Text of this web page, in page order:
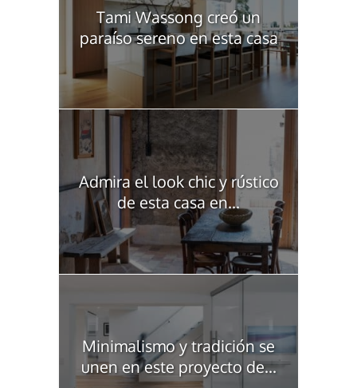
Tami Wassong creó un
paraíso sereno en esta casa
Admira el look chic y rústico
de esta casa en...
Minimalismo y tradición se
unen en este proyecto de...